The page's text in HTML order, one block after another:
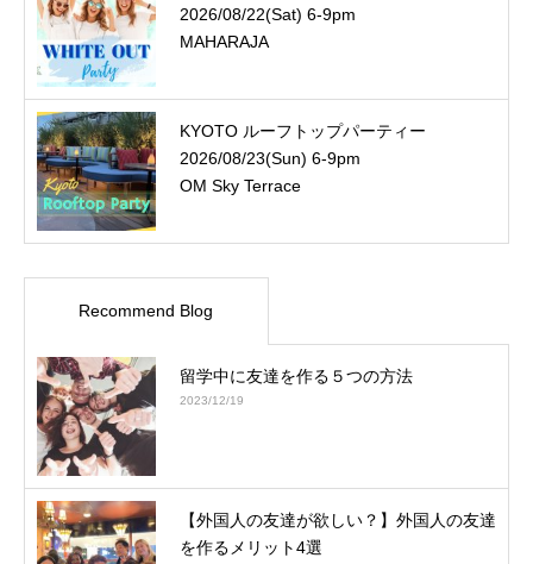
2026/08/22(Sat) 6-9pm
MAHARAJA
KYOTO ルーフトップパーティー
2026/08/23(Sun) 6-9pm
OM Sky Terrace
Recommend Blog
留学中に友達を作る５つの方法
2023/12/19
【外国人の友達が欲しい？】外国人の友達
を作るメリット4選